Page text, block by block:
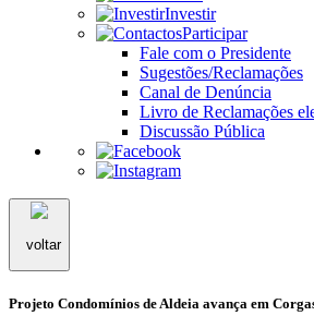
Investir
Participar
Fale com o Presidente
Sugestões/Reclamações
Canal de Denúncia
Livro de Reclamações
Discussão Pública
voltar
Projeto Condomínios de Aldeia avança em